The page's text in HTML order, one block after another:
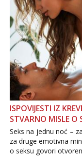
ISPOVIJESTI IZ
STVARNO MISLE O
Seks na jednu noć –
za druge emotivna
o seksu govori
dalje izaziva burne